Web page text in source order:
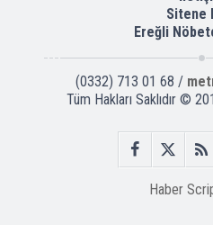
Sitene
Ereğli
(0332) 713 01 68 /
Tüm Hakları Saklıdır ©
Haber